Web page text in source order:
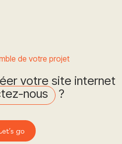
de votre projet
votre site internet
nous
?
go